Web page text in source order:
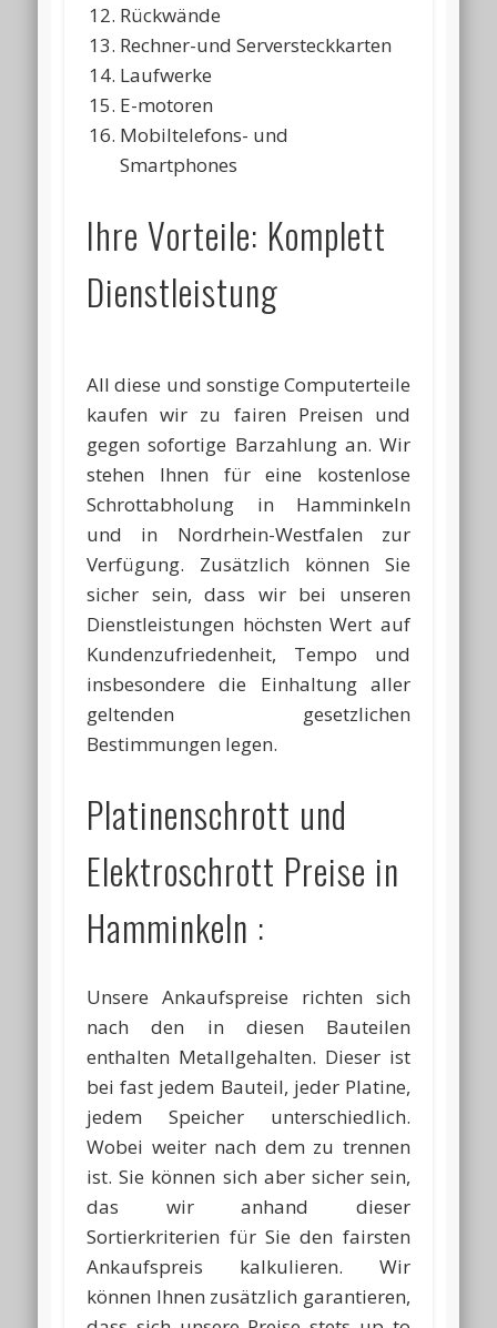
Rückwände
Rechner-und Serversteckkarten
Laufwerke
E-motoren
Mobiltelefons- und
Smartphones
Ihre Vorteile: Komplett
Dienstleistung
All diese und sonstige Computerteile
kaufen wir zu fairen Preisen und
gegen sofortige Barzahlung an. Wir
stehen Ihnen für eine kostenlose
Schrottabholung in Hamminkeln
und in Nordrhein-Westfalen zur
Verfügung. Zusätzlich können Sie
sicher sein, dass wir bei unseren
Dienstleistungen höchsten Wert auf
Kundenzufriedenheit, Tempo und
insbesondere die Einhaltung aller
geltenden gesetzlichen
Bestimmungen legen.
Platinenschrott und
Elektroschrott Preise in
Hamminkeln :
Unsere Ankaufspreise richten sich
nach den in diesen Bauteilen
enthalten Metallgehalten. Dieser ist
bei fast jedem Bauteil, jeder Platine,
jedem Speicher unterschiedlich.
Wobei weiter nach dem zu trennen
ist. Sie können sich aber sicher sein,
das wir anhand dieser
Sortierkriterien für Sie den fairsten
Ankaufspreis kalkulieren. Wir
können Ihnen zusätzlich garantieren,